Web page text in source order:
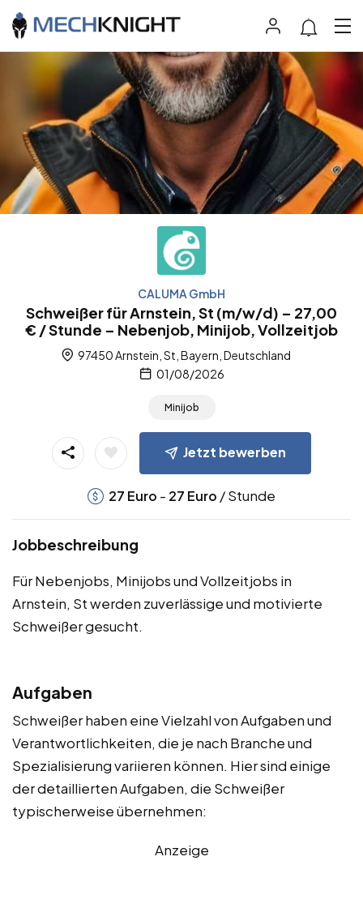
CALUMA GmbH
Schweißer für Arnstein, St (m/w/d) – 27,00
€ / Stunde – Nebenjob, Minijob, Vollzeitjob
97450 Arnstein, St, Bayern, Deutschland
01/08/2026
Minijob
Jetzt bewerben
27 Euro - 27 Euro / Stunde
Jobbeschreibung
Für Nebenjobs, Minijobs und Vollzeitjobs in
Arnstein, St werden zuverlässige und motivierte
Schweißer gesucht.
Aufgaben
Schweißer haben eine Vielzahl von Aufgaben und
Verantwortlichkeiten, die je nach Branche und
Spezialisierung variieren können. Hier sind einige
der detaillierten Aufgaben, die Schweißer
typischerweise übernehmen:
Anzeige